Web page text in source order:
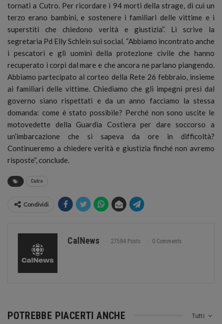
tornati a Cutro. Per ricordare i 94 morti della strage, di cui un
terzo erano bambini, e sostenere i familiari delle vittime e i
superstiti che chiedono verità e giustizia”. Li scrive la
segretaria Pd Elly Schlein sui social. “Abbiamo incontrato anche
i pescatori e gli uomini della protezione civile che hanno
recuperato i corpi dal mare e che ancora ne parlano piangendo.
Abbiamo partecipato al corteo della Rete 26 febbraio, insieme
ai familiari delle vittime. Chiediamo che gli impegni presi dal
governo siano rispettati e da un anno facciamo la stessa
domanda: come è stato possibile? Perché non sono uscite le
motovedette della Guardia Costiera per dare soccorso a
un’imbarcazione che si sapeva da ore in difficoltà?
Continueremo a chiedere verità e giustizia finché non avremo
risposte”, conclude.
Cutro
Condividi
CalNews 27584 Posts 0 Comments
Tutti
POTREBBE PIACERTI ANCHE